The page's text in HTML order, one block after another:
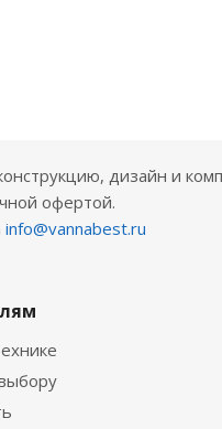
дизайн и
офертой.
info@vannabest.ru